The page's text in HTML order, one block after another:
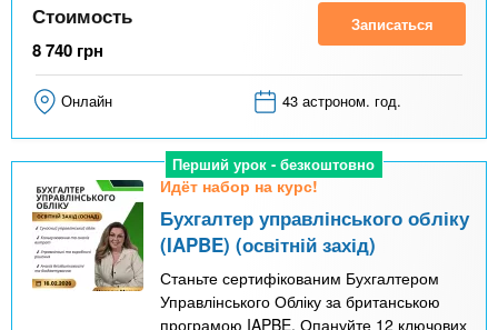
o
Стоимость
8 740 грн
Записаться
Онлайн 43 астроном. год.
Перший урок - безкоштовно
Идёт набор на курс!
Бухгалтер управлінського обліку
(IAPBE) (освітній захід)
Станьте сертифікованим Бухгалтером
Управлінського Обліку за британською
програмою IAPBE. Опануйте 12 ключових